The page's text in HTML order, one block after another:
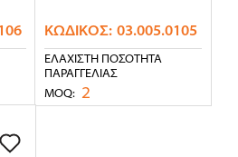
ΚΩΔΙΚΌΣ: 03.005.0105
ΕΛΆΧΙΣΤΗ ΠΟΣΌΤΗΤΑ
ΠΑΡΑΓΓΕΛΊΑΣ
MOQ: 2